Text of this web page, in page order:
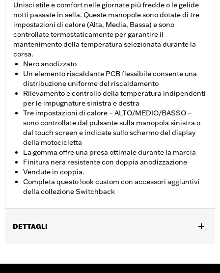
Unisci stile e comfort nelle giornate più fredde o le gelide
notti passate in sella. Queste manopole sono dotate di tre
impostazioni di calore (Alta, Media, Bassa) e sono
controllate termostaticamente per garantire il
mantenimento della temperatura selezionata durante la
corsa.
Nero anodizzato
Un elemento riscaldante PCB flessibile consente una
distribuzione uniforme del riscaldamento
Rilevamento e controllo della temperatura indipendenti
per le impugnature sinistra e destra
Tre impostazioni di calore – ALTO/MEDIO/BASSO –
sono controllate dal pulsante sulla manopola sinistra o
dal touch screen e indicate sullo schermo del display
della motocicletta
La gomma offre una presa ottimale durante la marcia
Finitura nera resistente con doppia anodizzazione
Vendute in coppia.
Completa questo look custom con accessori aggiuntivi
della collezione Switchback
DETTAGLI